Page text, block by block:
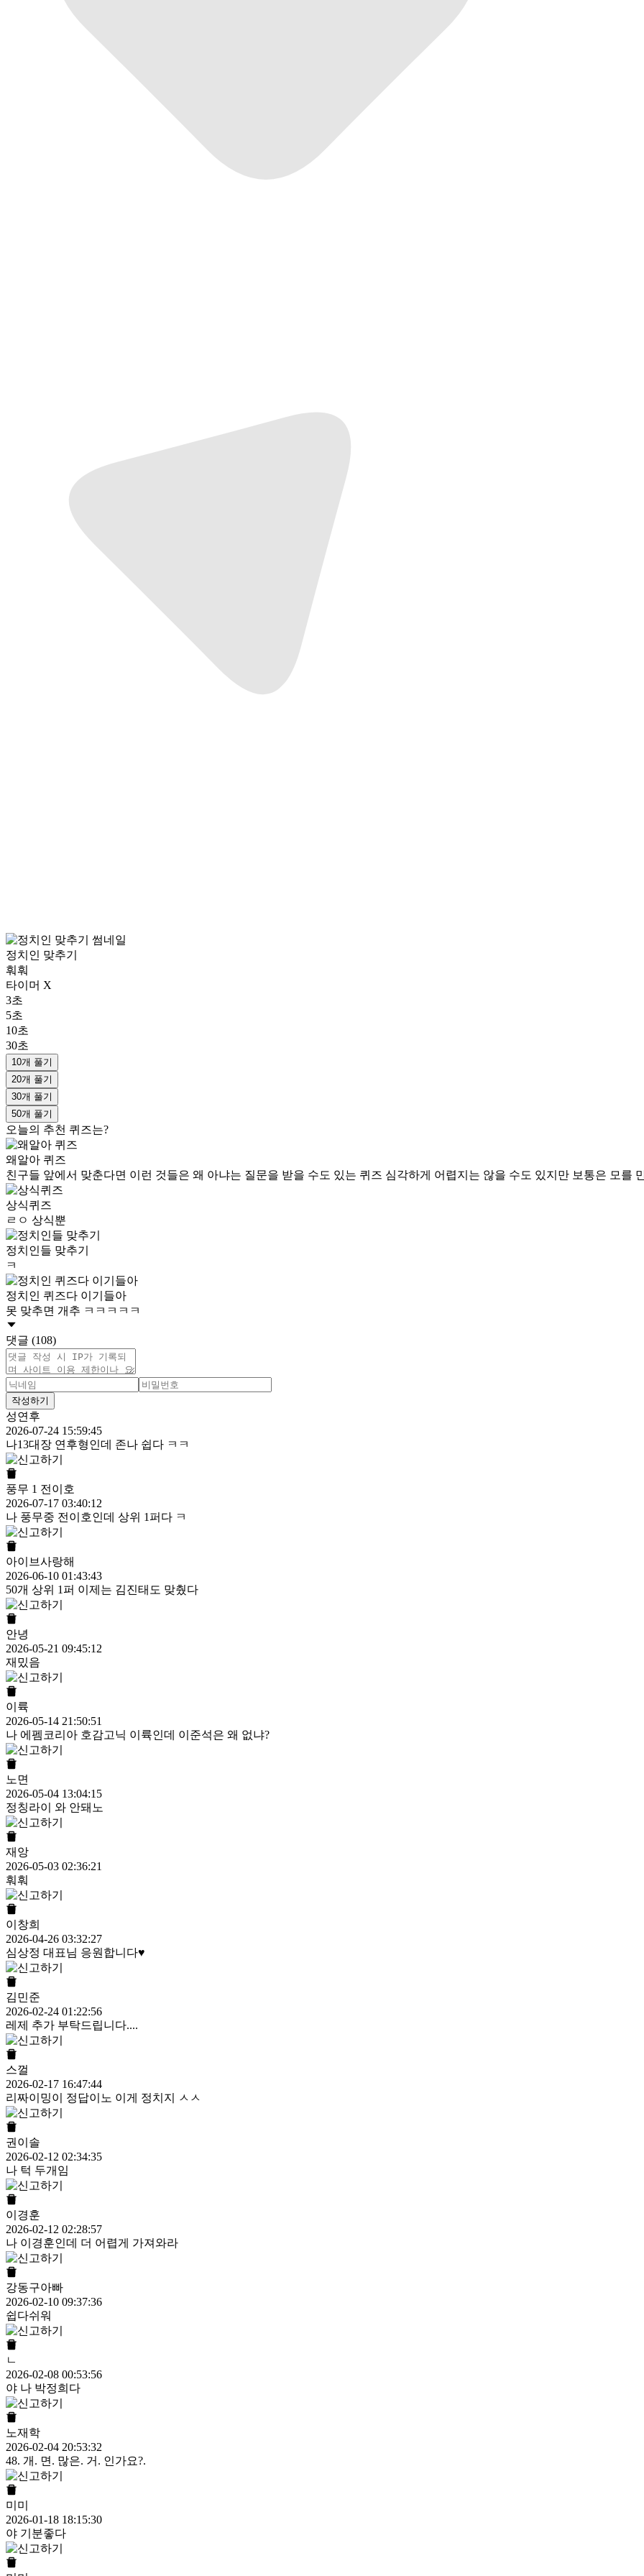
정치인 맞추기
훠훠
타이머 X
3초
5초
10초
30초
10개 풀기
20개 풀기
30개 풀기
50개 풀기
오늘의 추천 퀴즈는?
왜알아 퀴즈
친구들 앞에서 맞춘다면 이런 것들은 왜 아냐는 질문을 받을 수도 있는 퀴즈 심각하게 어렵지는 않을 수도 있지만 보통은 모를
상식퀴즈
ㄹㅇ 상식뿐
정치인들 맞추기
ㅋ
정치인 퀴즈다 이기들아
못 맞추면 개추 ㅋㅋㅋㅋㅋ
댓글 (108)
작성하기
성연후
2026-07-24 15:59:45
나13대장 연후형인데 존나 쉽다 ㅋㅋ
풍무 1 전이호
2026-07-17 03:40:12
나 풍무중 전이호인데 상위 1퍼다 ㅋ
아이브사랑해
2026-06-10 01:43:43
50개 상위 1퍼 이제는 김진태도 맞췄다
안녕
2026-05-21 09:45:12
재밌음
이륙
2026-05-14 21:50:51
나 에펨코리아 호감고닉 이륙인데 이준석은 왜 없냐?
노면
2026-05-04 13:04:15
정칭라이 와 안돼노
재앙
2026-05-03 02:36:21
훠훠
이창희
2026-04-26 03:32:27
심상정 대표님 응원합니다♥
김민준
2026-02-24 01:22:56
레제 추가 부탁드립니다....
스껄
2026-02-17 16:47:44
리짜이밍이 정답이노 이게 정치지 ㅅㅅ
권이솔
2026-02-12 02:34:35
나 턱 두개임
이경훈
2026-02-12 02:28:57
나 이경훈인데 더 어렵게 가져와라
강동구아빠
2026-02-10 09:37:36
쉽다쉬워
ㄴ
2026-02-08 00:53:56
야 나 박정희다
노재학
2026-02-04 20:53:32
48. 개. 면. 많은. 거. 인가요?.
미미
2026-01-18 18:15:30
야 기분좋다